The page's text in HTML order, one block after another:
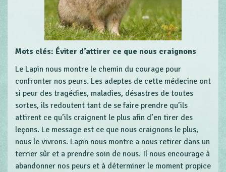
Mots clés: Éviter d’attirer ce que nous craignons
Le Lapin nous montre le chemin du courage pour
confronter nos peurs. Les adeptes de cette médecine ont
si peur des tragédies, maladies, désastres de toutes
sortes, ils redoutent tant de se faire prendre qu’ils
attirent ce qu’ils craignent le plus afin d’en tirer des
leçons. Le message est ce que nous craignons le plus,
nous le vivrons. Lapin nous montre a nous retirer dans un
terrier sûr et a prendre soin de nous. Il nous encourage à
abandonner nos peurs et à déterminer le moment propice